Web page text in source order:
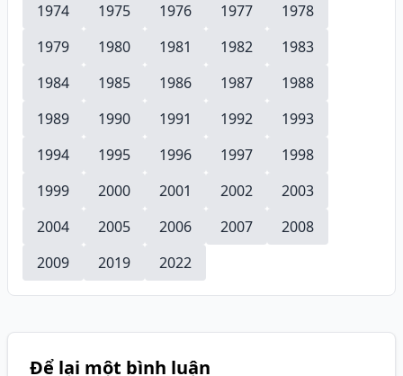
1974
1975 1976 1977
1978
1979
1980 1981 1982
1983
1984
1985 1986 1987
1988
1989
1990 1991 1992
1993
1994
1995 1996 1997
1998
1999
2000 2001 2002
2003
2004
2005 2006 2007
2008
2009
2019 2022
Để lại một bình luận